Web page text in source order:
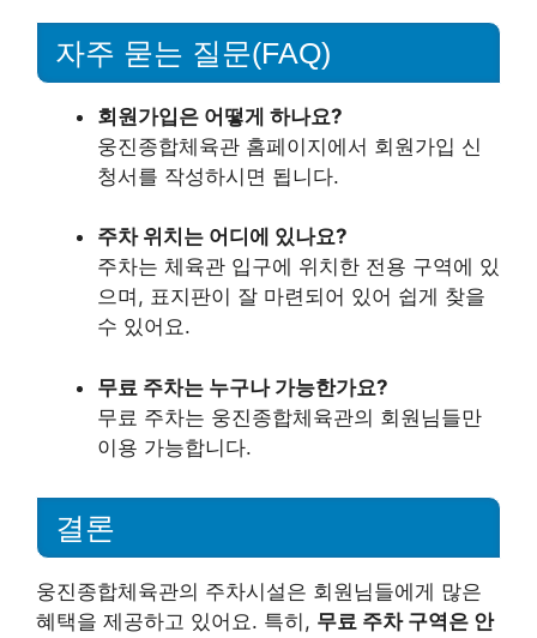
자주 묻는 질문(FAQ)
회원가입은 어떻게 하나요?
웅진종합체육관 홈페이지에서 회원가입 신
청서를 작성하시면 됩니다.
주차 위치는 어디에 있나요?
주차는 체육관 입구에 위치한 전용 구역에 있
으며, 표지판이 잘 마련되어 있어 쉽게 찾을
수 있어요.
무료 주차는 누구나 가능한가요?
무료 주차는 웅진종합체육관의 회원님들만
이용 가능합니다.
결론
웅진종합체육관의 주차시설은 회원님들에게 많은
혜택을 제공하고 있어요. 특히, 무료 주차 구역은 안